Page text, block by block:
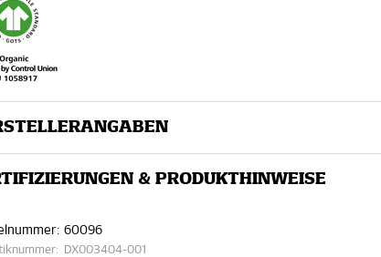
& PRODUKTHINWEISE
60096
DX003404-001